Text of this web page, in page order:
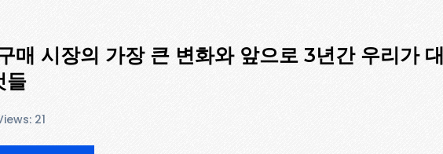
매 시장의 가장 큰 변화와 앞으로 3년간 우리가 대
들
21